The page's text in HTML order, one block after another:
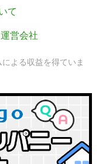
て
運営会社
よる収益を得ていま